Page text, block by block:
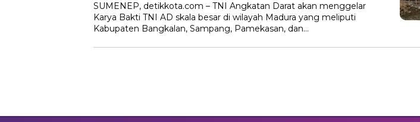
SUMENEP, detikkota.com – TNI Angkatan Darat akan menggelar
Karya Bakti TNI AD skala besar di wilayah Madura yang meliputi
Kabupaten Bangkalan, Sampang, Pamekasan, dan…